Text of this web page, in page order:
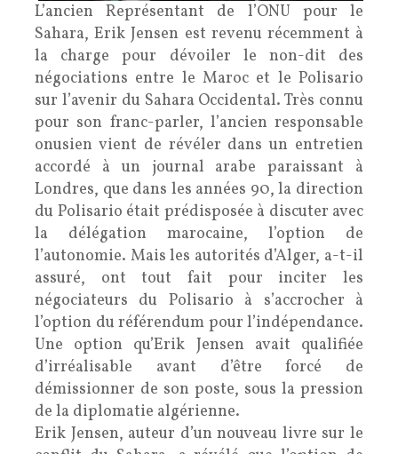
L’ancien Représentant de l’ONU pour le
Sahara, Erik Jensen est revenu récemment à
la charge pour dévoiler le non-dit des
négociations entre le Maroc et le Polisario
sur l’avenir du Sahara Occidental. Très connu
pour son franc-parler, l’ancien responsable
onusien vient de révéler dans un entretien
accordé à un journal arabe paraissant à
Londres, que dans les années 90, la direction
du Polisario était prédisposée à discuter avec
la délégation marocaine, l’option de
l’autonomie. Mais les autorités d’Alger, a-t-il
assuré, ont tout fait pour inciter les
négociateurs du Polisario à s’accrocher à
l’option du référendum pour l’indépendance.
Une option qu’Erik Jensen avait qualifiée
d’irréalisable avant d’être forcé de
démissionner de son poste, sous la pression
de la diplomatie algérienne.
Erik Jensen, auteur d’un nouveau livre sur le